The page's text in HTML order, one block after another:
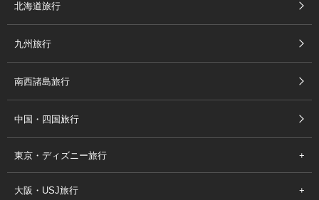
北海道旅行
九州旅行
南西諸島旅行
中国・四国旅行
東京・ディズニー旅行
大阪・USJ旅行